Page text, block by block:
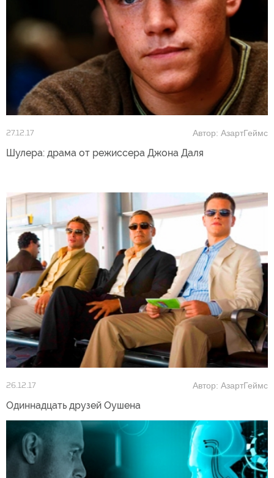
27.12.17 Автор: АзартГеймс
Шулера: драма от режиссера Джона Даля
26.12.17 Автор: АзартГеймс
Одиннадцать друзей Оушена